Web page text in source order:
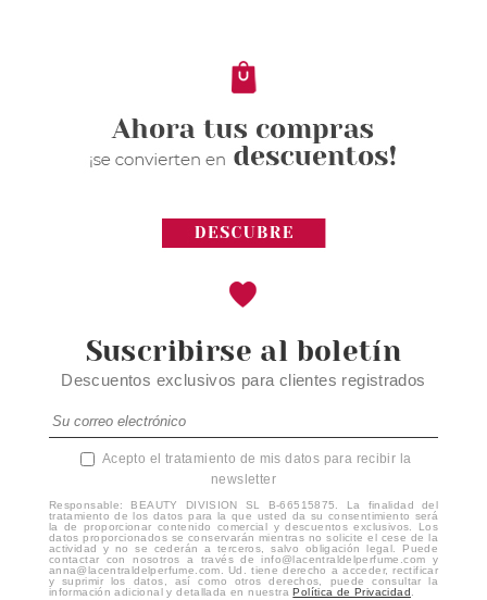
2.90€
Suscribirse al boletín
Descuentos exclusivos para clientes registrados
Acepto el tratamiento de mis datos para recibir la
newsletter
Responsable: BEAUTY DIVISION SL B-66515875. La finalidad del
tratamiento de los datos para la que usted da su consentimiento será
la de proporcionar contenido comercial y descuentos exclusivos. Los
datos proporcionados se conservarán mientras no solicite el cese de la
actividad y no se cederán a terceros, salvo obligación legal. Puede
contactar con nosotros a través de info@lacentraldelperfume.com y
anna@lacentraldelperfume.com. Ud. tiene derecho a acceder, rectificar
y suprimir los datos, así como otros derechos, puede consultar la
información adicional y detallada en nuestraPolítica de Privacidad